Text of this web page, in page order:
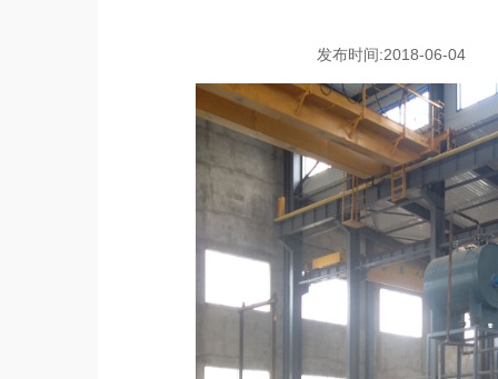
发布时间:2018-06-04